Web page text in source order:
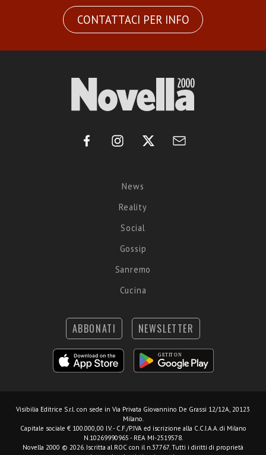
CONTATTACI PER INFO
News
Reality
Social
Gossip
Sanremo
Cucina
ABBONATI NEWSLETTER
Visibilia Editrice S.r.l. con sede in Via Privata Giovannino De Grassi 12/12A, 20123
Milano.
Capitale sociale € 100.000,00 I.V. - C.F./P.IVA ed iscrizione alla C.C.I.A.A. di Milano
N.10269990965 - REA MI-2519578.
Novella 2000 © 2026. Iscritta al ROC con il n.37767. Tutti i diritti di proprietà